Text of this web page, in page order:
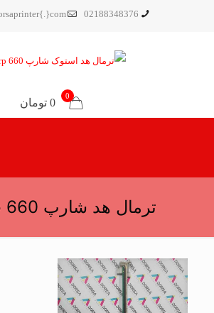
02188348376
0
0 تومان
ترمال هد شارپ Sharp 660